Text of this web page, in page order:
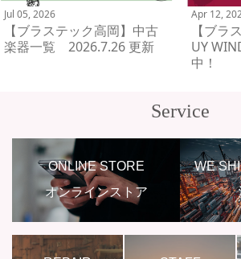
Jul 05, 2026
【ブラステック高岡】中古
楽器一覧 2026.7.26 更新
Apr 12,
【ブラ
UY
中！
Service
ONLINE STORE
オンラインストア
WE